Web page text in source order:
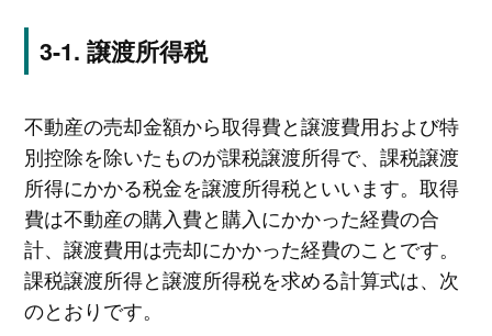
譲渡所得税
不動産の売却金額から取得費と譲渡費用および特
別控除を除いたものが課税譲渡所得で、課税譲渡
所得にかかる税金を譲渡所得税といいます。取得
費は不動産の購入費と購入にかかった経費の合
計、譲渡費用は売却にかかった経費のことです。
課税譲渡所得と譲渡所得税を求める計算式は、次
のとおりです。